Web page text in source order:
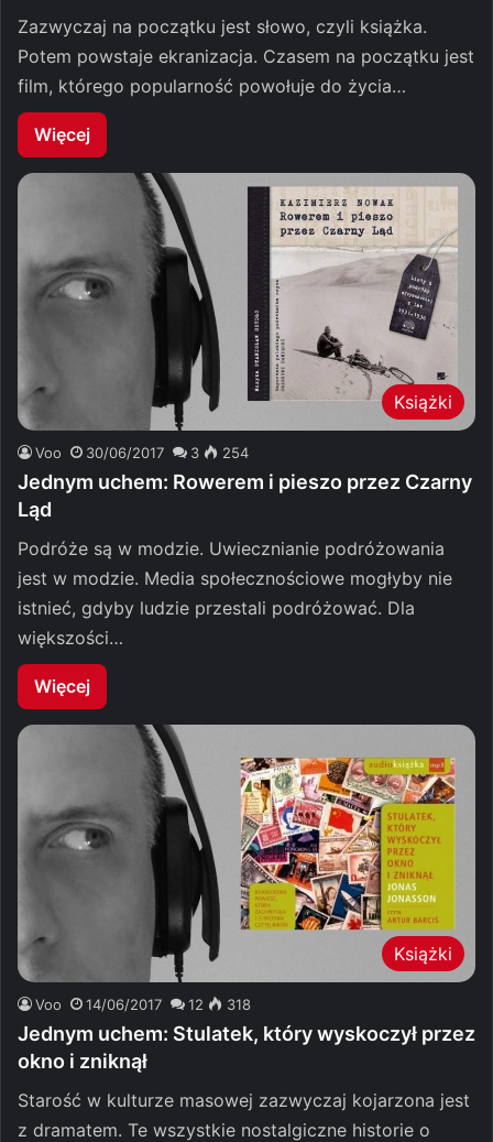
Zazwyczaj na początku jest słowo, czyli książka.
Potem powstaje ekranizacja. Czasem na początku jest
film, którego popularność powołuje do życia…
Więcej
Książki
Voo 30/06/2017 3 254
Jednym uchem: Rowerem i pieszo przez Czarny
Ląd
Podróże są w modzie. Uwiecznianie podróżowania
jest w modzie. Media społecznościowe mogłyby nie
istnieć, gdyby ludzie przestali podróżować. Dla
większości…
Więcej
Książki
Voo 14/06/2017 12 318
Jednym uchem: Stulatek, który wyskoczył przez
okno i zniknął
Starość w kulturze masowej zazwyczaj kojarzona jest
z dramatem. Te wszystkie nostalgiczne historie o